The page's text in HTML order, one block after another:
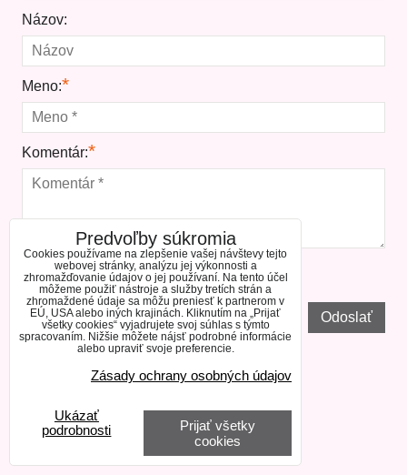
Názov:
Meno:*
Komentár:*
*(Povinné)
Odoslať
Predvoľby súkromia
Cookies používame na zlepšenie vašej návštevy tejto
webovej stránky, analýzu jej výkonnosti a
zhromažďovanie údajov o jej používaní. Na tento účel
môžeme použiť nástroje a služby tretích strán a
zhromaždené údaje sa môžu preniesť k partnerom v
EÚ, USA alebo iných krajinách. Kliknutím na „Prijať
všetky cookies“ vyjadrujete svoj súhlas s týmto
spracovaním. Nižšie môžete nájsť podrobné informácie
alebo upraviť svoje preferencie.
Zásady ochrany osobných údajov
Ukázať
podrobnosti
Prijať všetky
cookies